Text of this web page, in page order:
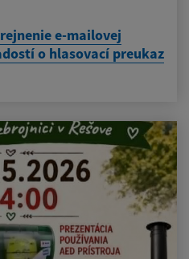
e-mailovej
o hlasovací preukaz